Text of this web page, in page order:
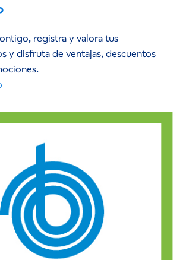
registra y valora tus
y disfruta de ventajas, descuentos